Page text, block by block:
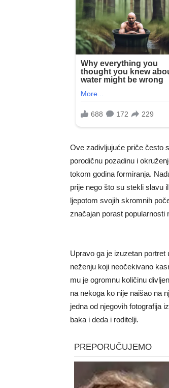
Ove zadivljujuće priče često
porodičnu pozadinu i
tokom godina formiranja.
prije nego što su stekli slavu
ljepotom svojih skromnih
značajan porast popularnosti
Upravo ga je izuzetan portret
neženju koji neočekivano
mu je ogromnu količinu
na nekoga ko nije naišao na
jedna od njegovih fotografija
baka i deda i roditelji.